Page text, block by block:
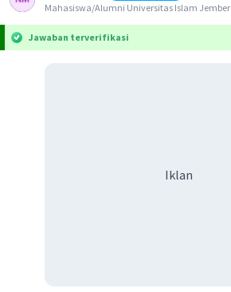
Mahasiswa/Alumni Universitas Islam Jember
Jawaban terverifikasi
Iklan